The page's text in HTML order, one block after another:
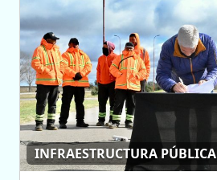
INFRAESTRUCTURA PÚBLICA